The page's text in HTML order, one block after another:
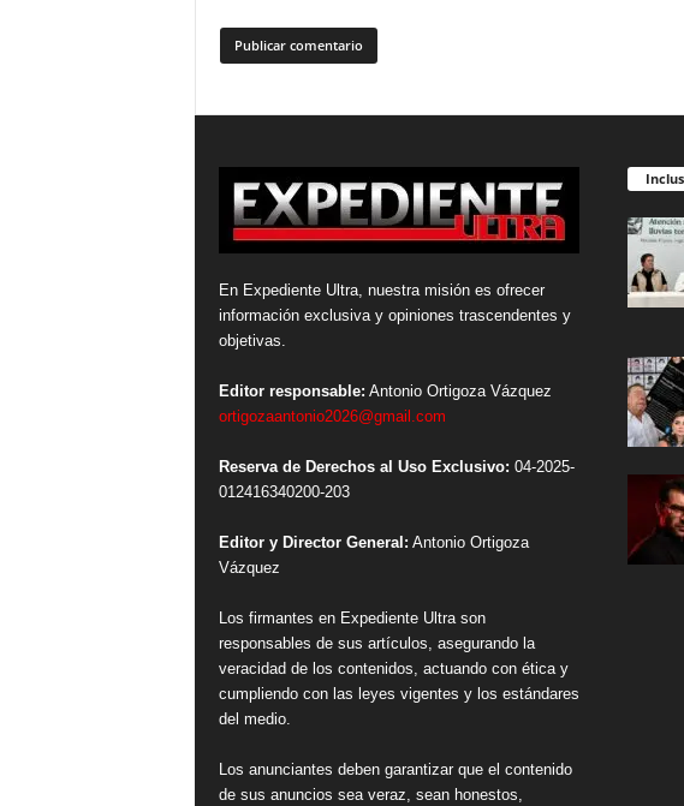
En Expediente Ultra, nuestra misión es ofrecer
información exclusiva y opiniones trascendentes y
objetivas.
Editor responsable: Antonio Ortigoza Vázquez
ortigozaantonio2026@gmail.com
Reserva de Derechos al Uso Exclusivo: 04-2025-
012416340200-203
Editor y Director General: Antonio Ortigoza
Vázquez
Los firmantes en Expediente Ultra son
responsables de sus artículos, asegurando la
veracidad de los contenidos, actuando con ética y
cumpliendo con las leyes vigentes y los estándares
del medio.
Los anunciantes deben garantizar que el contenido
de sus anuncios sea veraz, sean honestos,